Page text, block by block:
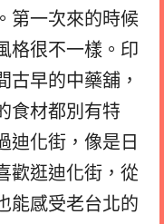
第一次來的時候
格很不一樣。印
古早的中藥舖，
食材都別有特
迪化街，像是日
歡逛迪化街，從
能感受老台北的